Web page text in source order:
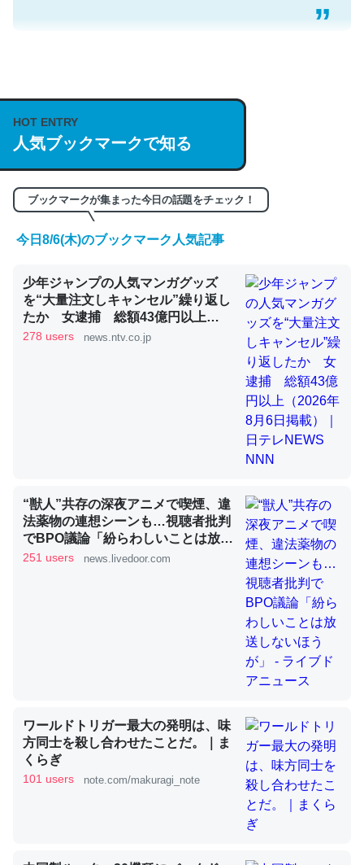
説してる記事が少ないので貴重な良記事。/続編来た
https://isobe324649.hatenablog.com/entry/2023/03/27
/064121
─GPTの仕組みと限界についての考察（１） - conceptualization
くらい。小説でいう「ずっと前の伏線」は回収されないけ
ど、短期記憶というには多い分量。進化すればするほど分
かりやすく強くなりそう
─GPTの仕組みと限界についての考察（１） - conceptualization
昆虫ってカルシウム少ないのか。知らんかった。調べたら
─ニュース :: 【研究発表】昆虫学の大問題＝「昆虫はなぜ海にいな
いのか」に関する新仮説
論文では「淡水はカルシウムも酸素も不足してて両方に不
利だから両方が拮抗してるのでは」とあって面白い。海に
いる鋏角類（カブトガニ・ウミグモ）はカルシウムを使わ
ずキチンを強化してる筈だが、酵素が違うのか？
これを元に考えるとカルシウムを大量に使う脊椎動物と貝
HOT ENTRY
人気ブックマークで知る
ブックマークが集まった今日の話題をチェック！
今日8/6(木)のブックマーク人気記事
少年ジャンプの人気マンガグッズ
を“大量注文しキャンセル”繰り返し
たか 女逮捕 総額43億円以上
（2026年8月6日掲載）｜日テレ
278 users news.ntv.co.jp
“獣人”共存の深夜アニメで喫煙、違
法薬物の連想シーンも…視聴者批判
でBPO議論「紛らわしいことは放送
しないほうが」 - ライブドアニュー
251 users news.livedoor.com
ワールドトリガー最大の発明は、味
方同士を殺し合わせたことだ。｜ま
くらぎ
101 users note.com/makuragi_note